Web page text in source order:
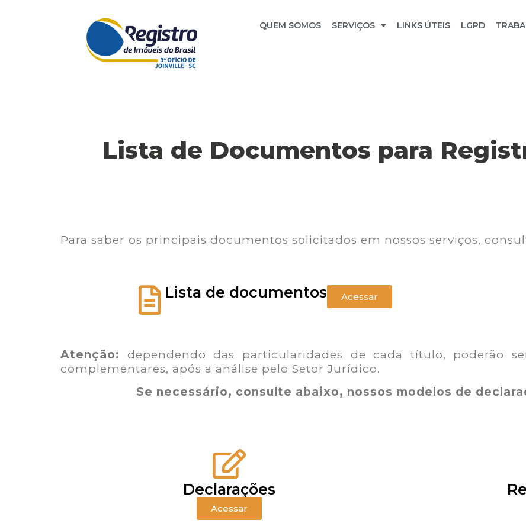
QUEM SOMOS SERVIÇOS LINKS ÚTEIS LGPD
Lista de Documentos para
Para saber os principais documentos solicitados em nossos serviços,
Acessar
Lista de documentos
Atenção: dependendo das particularidades de cada título, poderão
complementares, após a análise pelo Setor Jurídico.
Se necessário, consulte abaixo, nossos modelos de
Declarações
Acessar